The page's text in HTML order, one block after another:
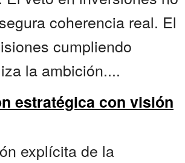
coherencia real. El
cumpliendo
la ambición....
estratégica con visión
explícita de la